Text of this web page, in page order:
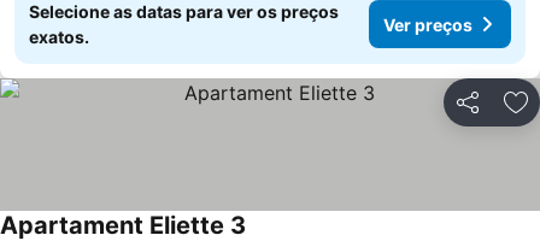
Selecione as datas para ver os preços
exatos.
Ver preços
Partilhar
Apartament Eliette 3